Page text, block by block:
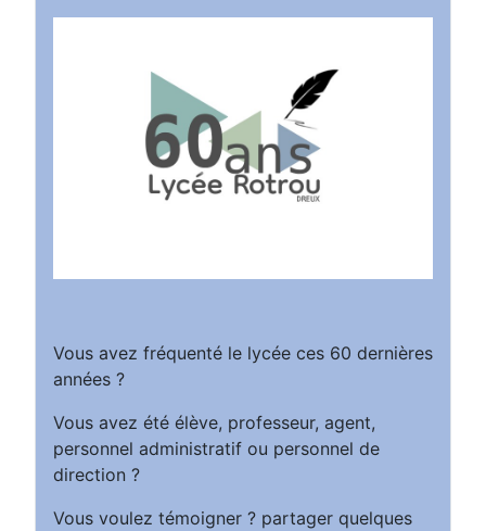
Vous avez fréquenté le lycée ces 60 dernières
années ?
Vous avez été élève, professeur, agent,
personnel administratif ou personnel de
direction ?
Vous voulez témoigner ? partager quelques